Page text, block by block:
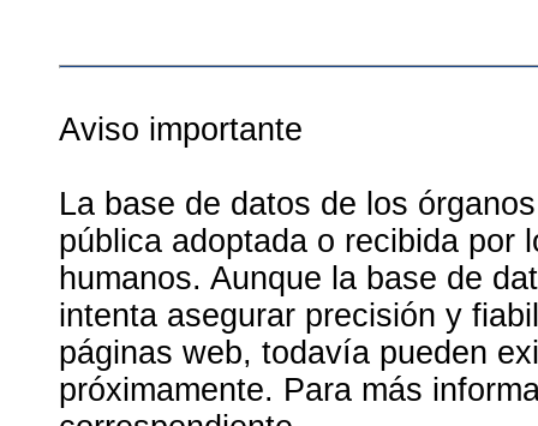
Aviso importante
La base de datos de los
pública adoptada o recibida por
humanos. Aunque la base de
intenta asegurar precisión y
páginas web, todavía pueden
próximamente. Para más